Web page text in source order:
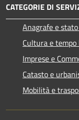
CATEGORIE DI
Anagrafe e
Cultura e
Imprese e
Catasto e
Mobilità e